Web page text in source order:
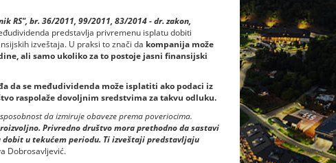
RS", br. 36/2011, 99/2011, 83/2014 - dr. zakon,
predstavlja privremenu isplatu dobiti
izveštaja. U praksi to znači da kompanija može
ali samo ukoliko za to postoje jasni finansijski
da se međudividenda može isplatiti ako podaci iz
raspolaže dovoljnim sredstvima za takvu odluku.
da izmiruje obaveze prema poveriocima.
Privredno društvo mora prethodno da sastavi
u tekućem periodu. Ti izveštaji predstavljaju
Dobrosavljević.